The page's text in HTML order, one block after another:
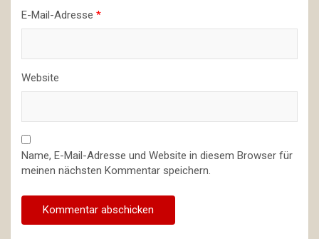
E-Mail-Adresse *
Website
Name, E-Mail-Adresse und Website in diesem Browser für
meinen nächsten Kommentar speichern.